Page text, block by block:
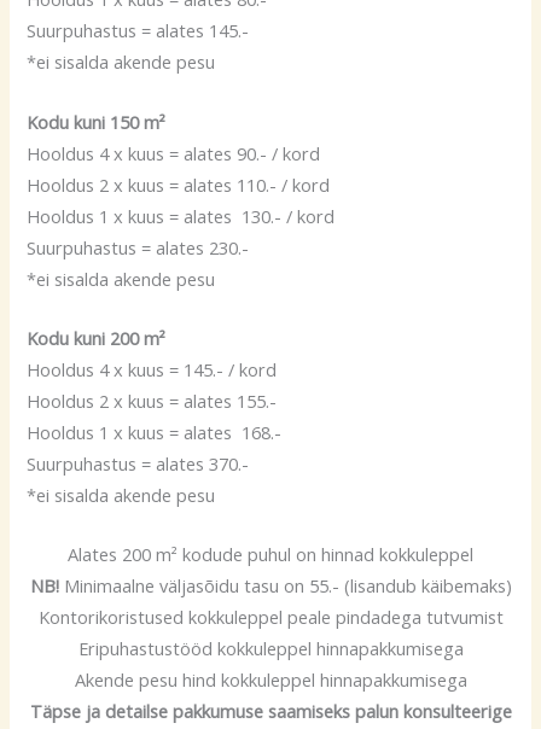
Suurpuhastus = alates 145.-
*ei sisalda akende pesu
Kodu kuni 150 m²
Hooldus 4 x kuus = alates 90.- / kord
Hooldus 2 x kuus = alates 110.- / kord
Hooldus 1 x kuus = alates 130.- / kord
Suurpuhastus = alates 230.-
*ei sisalda akende pesu
Kodu kuni 200 m²
Hooldus 4 x kuus = 145.- / kord
Hooldus 2 x kuus = alates 155.-
Hooldus 1 x kuus = alates 168.-
Suurpuhastus = alates 370.-
*ei sisalda akende pesu
Alates 200 m² kodude puhul on hinnad kokkuleppel
NB!Minimaalne väljasõidu tasu on 55.- (lisandub käibemaks)
Kontorikoristused kokkuleppel peale pindadega tutvumist
Eripuhastustööd kokkuleppel hinnapakkumisega
Akende pesu hind kokkuleppel hinnapakkumisega
Täpse ja detailse pakkumuse saamiseks palun konsulteerige